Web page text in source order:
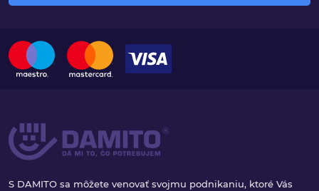
S DAMITO sa môžete venovať svojmu podnikaniu, ktoré Vás